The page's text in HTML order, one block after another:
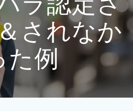
されなか
た例